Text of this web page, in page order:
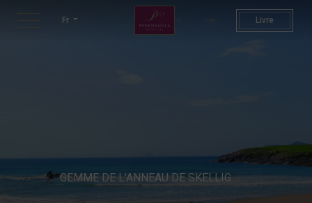
Fr
St Finians Bay | Plages
Livre
GEMME DE L'ANNEAU DE SKELLIG